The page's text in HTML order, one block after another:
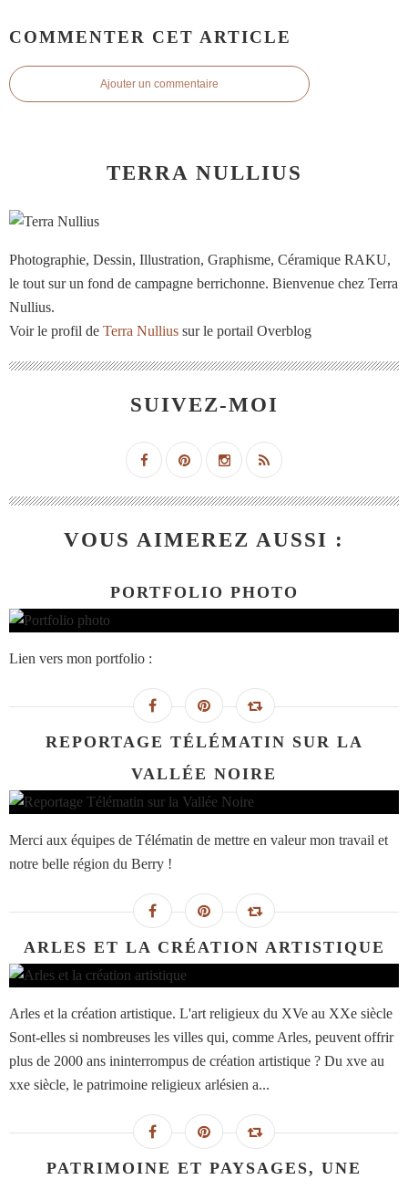
COMMENTER CET ARTICLE
Ajouter un commentaire
TERRA NULLIUS
Photographie, Dessin, Illustration, Graphisme, Céramique RAKU,
le tout sur un fond de campagne berrichonne. Bienvenue chez Terra
Nullius.
Voir le profil de Terra Nullius sur le portail Overblog
SUIVEZ-MOI
VOUS AIMEREZ AUSSI :
PORTFOLIO PHOTO
Lien vers mon portfolio :
REPORTAGE TÉLÉMATIN SUR LA
VALLÉE NOIRE
Merci aux équipes de Télématin de mettre en valeur mon travail et
notre belle région du Berry !
ARLES ET LA CRÉATION ARTISTIQUE
Arles et la création artistique. L'art religieux du XVe au XXe siècle
Sont-elles si nombreuses les villes qui, comme Arles, peuvent offrir
plus de 2000 ans ininterrompus de création artistique ? Du xve au
xxe siècle, le patrimoine religieux arlésien a...
PATRIMOINE ET PAYSAGES, UNE